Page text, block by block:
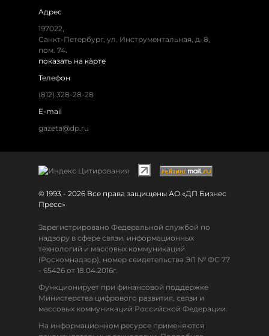
Адрес
197022,
Санкт-Петербург, ул. Инструментальная, д. 8,
пом. 74.
показать на карте
Телефон
(812) 328-28-28
E-mail
gazeta@dp.ru
© 1993 - 2026 Все права защищены АО «ДП Бизнес
Пресс»
Зарегистрировано Федеральной службой по
надзору в сфере связи, информационных
технологий и массовых коммуникаций
(Роскомнадзор), номер свидетельства ЭЛ № ФС 77
- 65426 от 18.04.2016г.
Функционирует при финансовой поддержке
Министерства цифрового развития, связи и
массовых коммуникаций Российской Федерации.
На информационном ресурсе применяются